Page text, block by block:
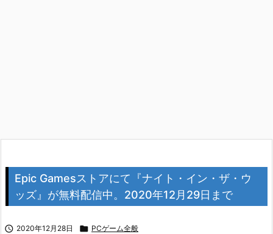
Epic Gamesストアにて『ナイト・イン・ザ・ウ
ッズ』が無料配信中。2020年12月29日まで
 2020年12月28日  PCゲーム全般